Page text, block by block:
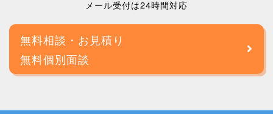
メール受付は24時間対応
無料相談・お見積り
無料個別面談